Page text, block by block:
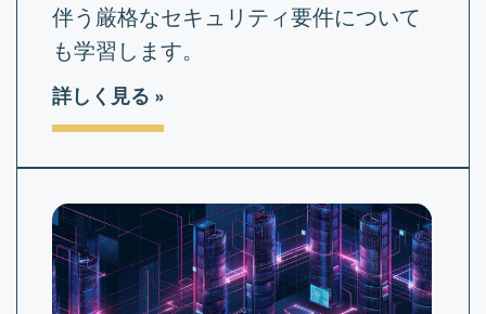
伴う厳格なセキュリティ要件について
も学習します。
詳しく見る